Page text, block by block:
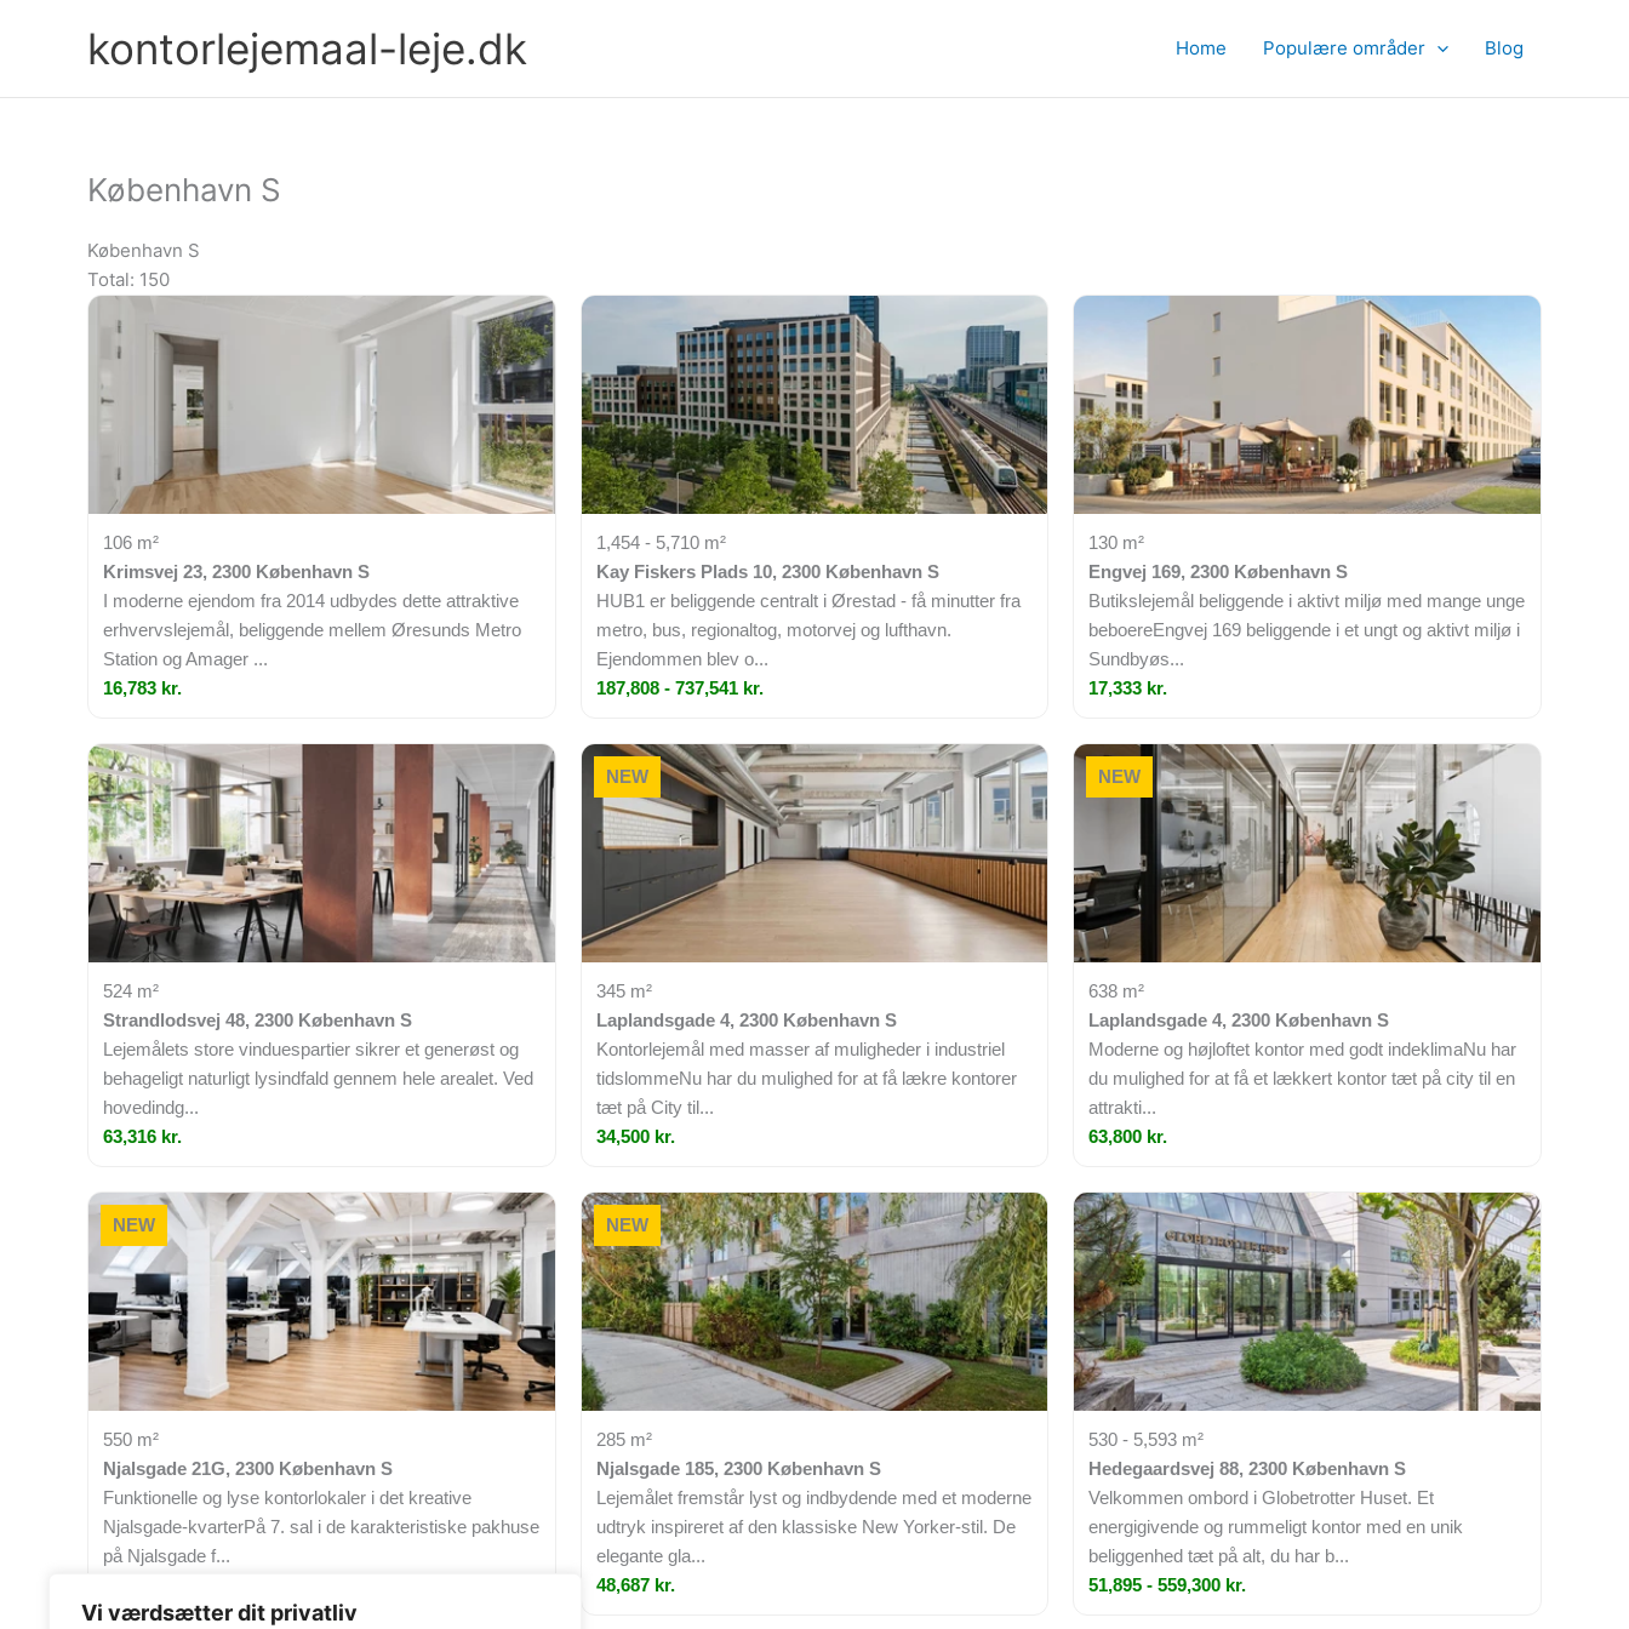
Vi værdsætter dit privatliv
kontorlejemaal-leje.dk Home Populære områder Blog
København S
København S
Total: 150
106 m²
Krimsvej 23, 2300 København S
I moderne ejendom fra 2014 udbydes dette attraktive
erhvervslejemål, beliggende mellem Øresunds Metro
Station og Amager ...
16,783 kr.
1,454 - 5,710 m²
Kay Fiskers Plads 10, 2300 København S
HUB1 er beliggende centralt i Ørestad - få minutter fra
metro, bus, regionaltog, motorvej og lufthavn.
Ejendommen blev o...
187,808 - 737,541 kr.
130 m²
Engvej 169, 2300 København S
Butikslejemål beliggende i aktivt miljø med mange unge
beboereEngvej 169 beliggende i et ungt og aktivt miljø i
Sundbyøs...
17,333 kr.
524 m²
Strandlodsvej 48, 2300 København S
Lejemålets store vinduespartier sikrer et generøst og
behageligt naturligt lysindfald gennem hele arealet. Ved
hovedindg...
63,316 kr.
NEW
345 m²
Laplandsgade 4, 2300 København S
Kontorlejemål med masser af muligheder i industriel
tidslommeNu har du mulighed for at få lækre kontorer
tæt på City til...
34,500 kr.
NEW
638 m²
Laplandsgade 4, 2300 København S
Moderne og højloftet kontor med godt indeklimaNu har
du mulighed for at få et lækkert kontor tæt på city til en
attrakti...
63,800 kr.
NEW
550 m²
Njalsgade 21G, 2300 København S
Funktionelle og lyse kontorlokaler i det kreative
Njalsgade-kvarterPå 7. sal i de karakteristiske pakhuse
på Njalsgade f...
NEW
285 m²
Njalsgade 185, 2300 København S
Lejemålet fremstår lyst og indbydende med et moderne
udtryk inspireret af den klassiske New Yorker-stil. De
elegante gla...
48,687 kr.
530 - 5,593 m²
Hedegaardsvej 88, 2300 København S
Velkommen ombord i Globetrotter Huset. Et
energigivende og rummeligt kontor med en unik
beliggenhed tæt på alt, du har b...
51,895 - 559,300 kr.